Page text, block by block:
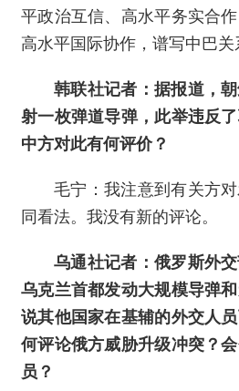
平政治互信、高水平务实合作
高水平国际协作，谱写中巴关
韩联社记者：据报道，
射一枚弹道导弹，此举违反
中方对此有何评价？
毛宁：我注意到有关方
同看法。我没有新的评论。
乌通社记者：俄罗斯外
乌克兰首都发动大规模导弹
说其他国家在基辅的外交人
何评论俄方威胁升级冲突？
员？